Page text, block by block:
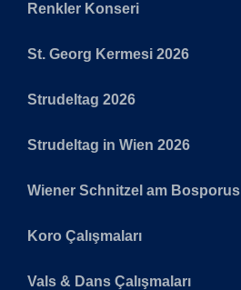
Renkler Konseri
St. Georg Kermesi 2026
Strudeltag 2026
Strudeltag in Wien 2026
Wiener Schnitzel am Bosporus
Koro Çalışmaları
Vals & Dans Çalışmaları